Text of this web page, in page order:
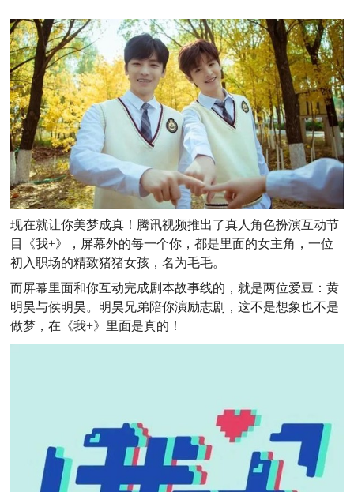
现在就让你美梦成真！腾讯视频推出了真人角色扮演互动节
目《我+》，屏幕外的每一个你，都是里面的女主角，一位
初入职场的精致猪猪女孩，名为毛毛。
而屏幕里面和你互动完成剧本故事线的，就是两位爱豆：黄
明昊与侯明昊。明昊兄弟陪你演励志剧，这不是想象也不是
做梦，在《我+》里面是真的！